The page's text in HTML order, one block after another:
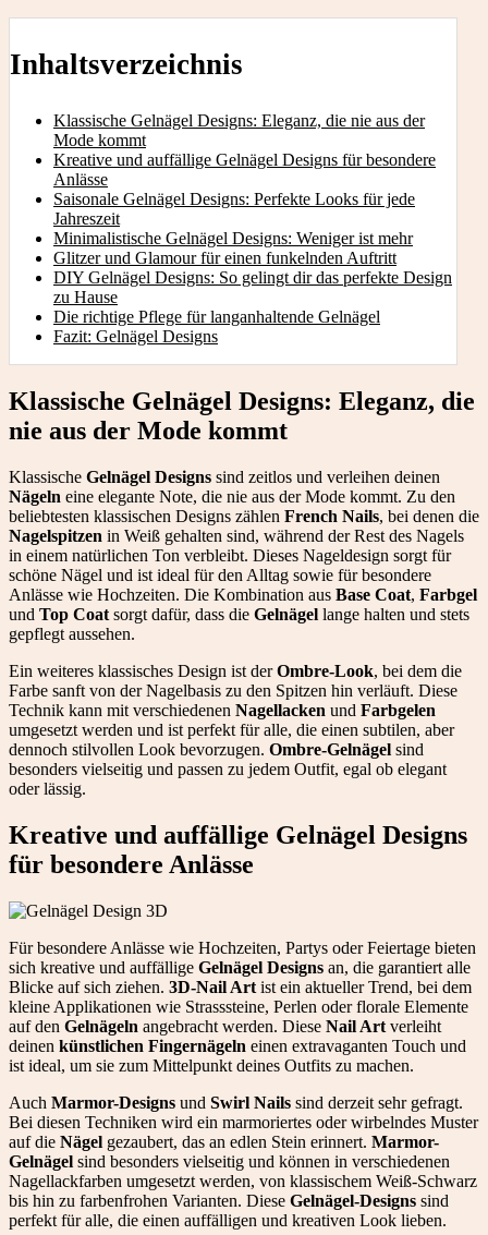
Inhaltsverzeichnis
Klassische Gelnägel Designs: Eleganz, die nie aus der
Mode kommt
Kreative und auffällige Gelnägel Designs für besondere
Anlässe
Saisonale Gelnägel Designs: Perfekte Looks für jede
Jahreszeit
Minimalistische Gelnägel Designs: Weniger ist mehr
Glitzer und Glamour für einen funkelnden Auftritt
DIY Gelnägel Designs: So gelingt dir das perfekte Design
zu Hause
Die richtige Pflege für langanhaltende Gelnägel
Fazit: Gelnägel Designs
Klassische Gelnägel Designs: Eleganz, die
nie aus der Mode kommt
Klassische Gelnägel Designs sind zeitlos und verleihen deinen
Nägeln eine elegante Note, die nie aus der Mode kommt. Zu den
beliebtesten klassischen Designs zählen French Nails, bei denen die
Nagelspitzen in Weiß gehalten sind, während der Rest des Nagels
in einem natürlichen Ton verbleibt. Dieses Nageldesign sorgt für
schöne Nägel und ist ideal für den Alltag sowie für besondere
Anlässe wie Hochzeiten. Die Kombination aus Base Coat, Farbgel
und Top Coat sorgt dafür, dass die Gelnägel lange halten und stets
gepflegt aussehen.
Ein weiteres klassisches Design ist derOmbre-Look, bei dem die
Farbe sanft von der Nagelbasis zu den Spitzen hin verläuft. Diese
Technik kann mit verschiedenen Nagellacken und Farbgelen
umgesetzt werden und ist perfekt für alle, die einen subtilen, aber
dennoch stilvollen Look bevorzugen. Ombre-Gelnägel sind
besonders vielseitig und passen zu jedem Outfit, egal ob elegant
oder lässig.
Kreative und auffällige Gelnägel Designs
für besondere Anlässe
Für besondere Anlässe wie Hochzeiten, Partys oder Feiertage bieten
sich kreative und auffällige Gelnägel Designs an, die garantiert alle
Blicke auf sich ziehen. 3D-Nail Art ist ein aktueller Trend, bei dem
kleine Applikationen wie Strasssteine, Perlen oder florale Elemente
auf den Gelnägeln angebracht werden. Diese Nail Art verleiht
deinen künstlichen Fingernägeln einen extravaganten Touch und
ist ideal, um sie zum Mittelpunkt deines Outfits zu machen.
Auch Marmor-Designs und Swirl Nails sind derzeit sehr gefragt.
Bei diesen Techniken wird ein marmoriertes oder wirbelndes Muster
auf die Nägel gezaubert, das an edlen Stein erinnert. Marmor-
Gelnägel sind besonders vielseitig und können in verschiedenen
Nagellackfarben umgesetzt werden, von klassischem Weiß-Schwarz
bis hin zu farbenfrohen Varianten. Diese Gelnägel-Designs sind
perfekt für alle, die einen auffälligen und kreativen Look lieben.